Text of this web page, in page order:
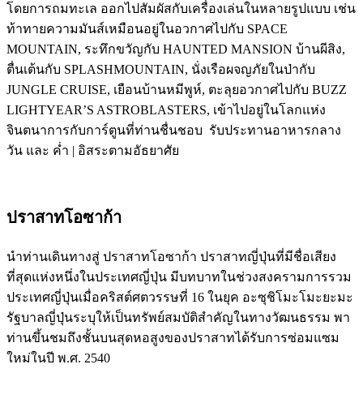
โดยการถมทะเล ออกไปสัมผัสกับเครื่องเล่นในหลายรูปแบบ เช่น
ท้าทายความมันส์เหมือนอยู่ในอวกาศไปกับ SPACE
MOUNTAIN, ระทึกขวัญกับ HAUNTED MANSION บ้านผีสิง,
ตื่นเต้นกับ SPLASHMOUNTAIN, นั่งเรือผจญภัยในป่ากับ
JUNGLE CRUISE, เยือนบ้านหมีพูห์, ตะลุยอวกาศไปกับ BUZZ
LIGHTYEAR’S ASTROBLASTERS, เข้าไปอยู่ในโลกแห่ง
จินตนาการกับการ์ตูนที่ท่านชื่นชอบ รับประทานอาหารกลาง
วัน และ ค่ำ | อิสระตามอัธยาศัย
ปราสาทโอซาก้า
นำท่านเดินทางสู่ ปราสาทโอซาก้า ปราสาทญี่ปุ่นที่มีชื่อเสียง
ที่สุดแห่งหนึ่งในประเทศญี่ปุ่น มีบทบาทในช่วงสงครามการรวม
ประเทศญี่ปุ่นเมื่อคริสต์ศตวรรษที่ 16 ในยุค อะซุชิโมะโมะยะมะ
รัฐบาลญี่ปุ่นระบุให้เป็นทรัพย์สมบัติสำคัญในทางวัฒนธรรม พา
ท่านขึ้นชมถึงชั้นบนสุดหอสูงของปราสาทได้รับการซ่อมแซม
ใหม่ในปี พ.ศ. 2540